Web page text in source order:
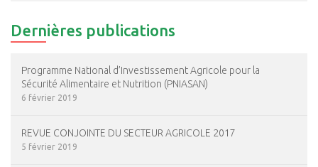
Dernières publications
Programme National d’Investissement Agricole pour la
Sécurité Alimentaire et Nutrition (PNIASAN)
6 février 2019
REVUE CONJOINTE DU SECTEUR AGRICOLE 2017
5 février 2019